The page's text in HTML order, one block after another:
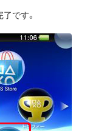
です。